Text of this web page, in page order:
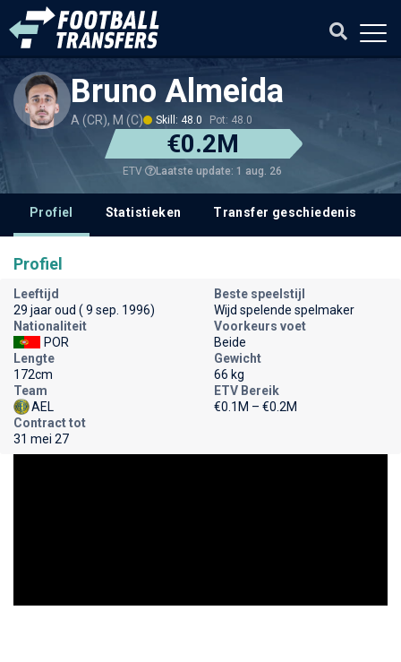
Bruno Almeida
A (CR), M (C) Skill: 48.0 Pot: 48.0
€0.2M
ETV Laatste update: 1 aug. 26
Profiel Statistieken Transfer geschiedenis
Profiel
Leeftijd
29 jaar oud ( 9 sep. 1996)
Beste speelstijl
Wijd spelende spelmaker
Nationaliteit
POR
Voorkeurs voet
Beide
Lengte
172cm
Gewicht
66 kg
Team
AEL
ETV Bereik
€0.1M – €0.2M
Contract tot
31 mei 27